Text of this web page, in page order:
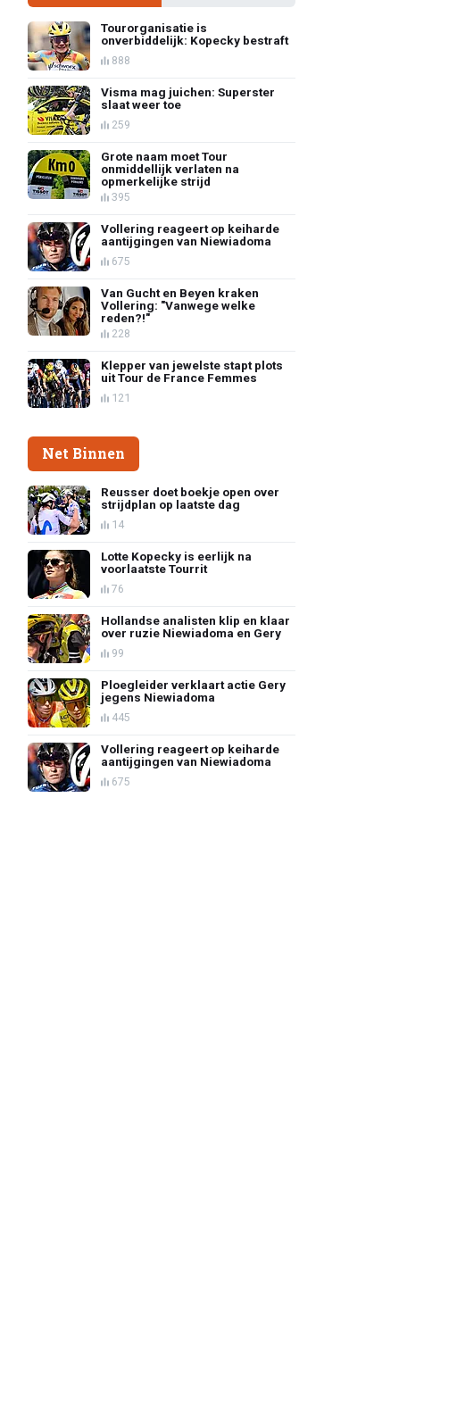
Tourorganisatie is
onverbiddelijk: Kopecky bestraft
888
Visma mag juichen: Superster
slaat weer toe
259
Grote naam moet Tour
onmiddellijk verlaten na
opmerkelijke strijd
395
Vollering reageert op keiharde
aantijgingen van Niewiadoma
675
Van Gucht en Beyen kraken
Vollering: "Vanwege welke
reden?!"
228
Klepper van jewelste stapt plots
uit Tour de France Femmes
121
Net Binnen
Reusser doet boekje open over
strijdplan op laatste dag
14
Lotte Kopecky is eerlijk na
voorlaatste Tourrit
76
Hollandse analisten klip en klaar
over ruzie Niewiadoma en Gery
99
Ploegleider verklaart actie Gery
jegens Niewiadoma
445
Vollering reageert op keiharde
aantijgingen van Niewiadoma
675